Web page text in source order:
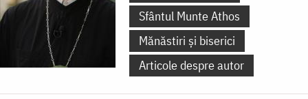
Sfântul Munte Athos
Mănăstiri și biserici
Articole despre autor